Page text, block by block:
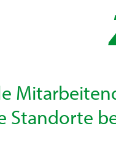
Standorte